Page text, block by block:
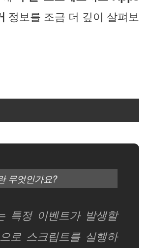
정보를 조금 더 깊이 살펴보
무엇인가요?
특정 이벤트가 발생할
로 스크립트를 실행하